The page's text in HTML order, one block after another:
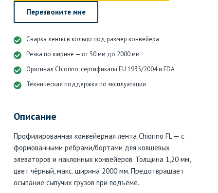
Перезвоните мне
Сварка ленты в кольцо под размер конвейера
Резка по ширине — от 50 мм до 2000 мм
Оригинал Chiorino, сертификаты EU 1935/2004 и FDA
Техническая поддержка по эксплуатации
Описание
Профилированная конвейерная лента Chiorino FL — с
формованными рёбрами/бортами для ковшевых
элеваторов и наклонных конвейеров. Толщина 1,20 мм,
цвет чёрный, макс. ширина 2000 мм. Предотвращает
осыпание сыпучих грузов при подъёме.